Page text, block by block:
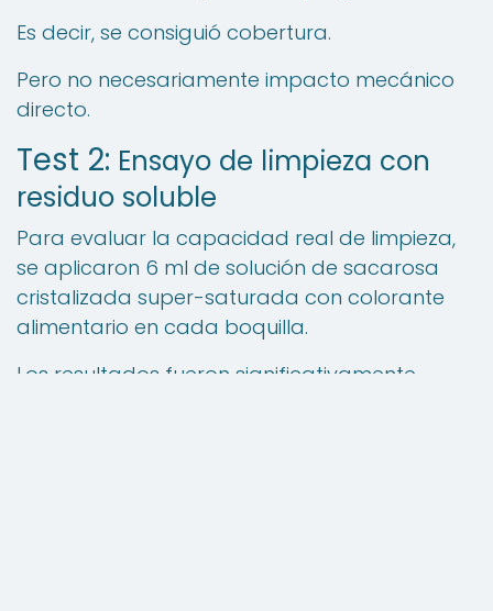
Es decir, se consiguió cobertura.
Pero no necesariamente impacto mecánico
directo.
Test 2: Ensayo de limpieza con
residuo soluble
Para evaluar la capacidad real de limpieza,
se aplicaron 6 ml de solución de sacarosa
cristalizada super-saturada con colorante
alimentario en cada boquilla.
Los resultados fueron significativamente